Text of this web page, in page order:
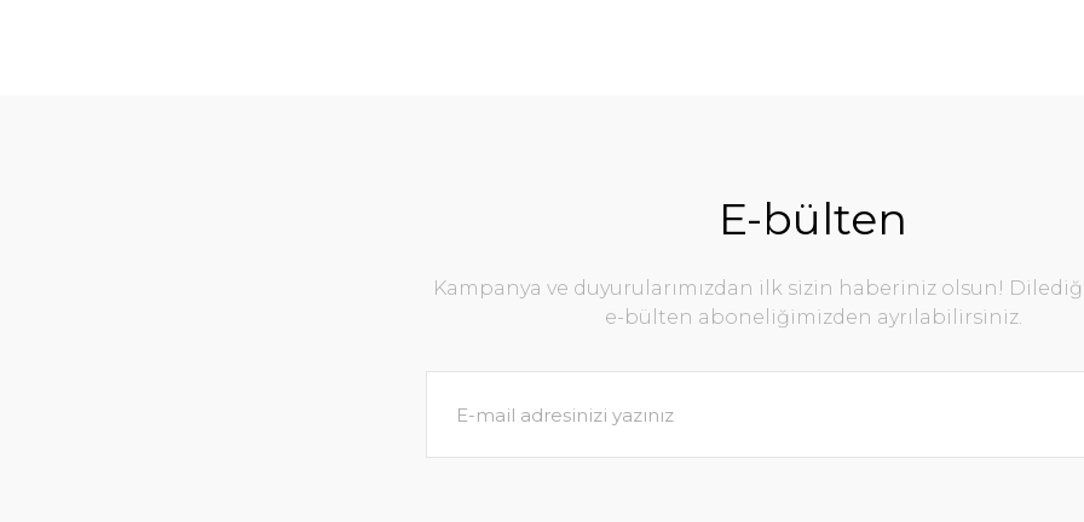
E-bülten
Kampanya ve duyurularımızdan ilk sizin haberiniz olsun!
e-bülten aboneliğimizden ayrılabilirsiniz.